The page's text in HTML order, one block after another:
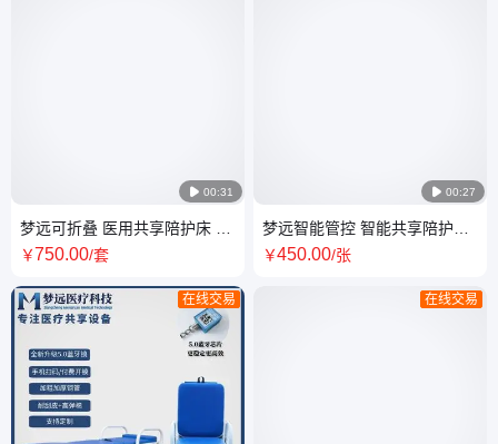
 00:31
梦远可折叠 医用共享陪护床 静
音设计 静音陪护体验 扫码即用
￥750.00/套
在线交易
 00:27
梦远智能管控 智能共享陪护椅
租赁 折叠病房收纳 安装便捷
￥450.00/张
在线交易